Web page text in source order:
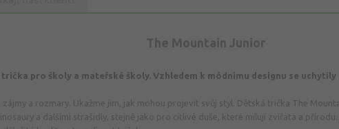
The Mountain Junior
pro školy a mateřské školy. Vzhledem k módnímu designu se uchytily
zájmy a rozmary. Ukažme jim, jak mohou projevit svůj styl. Dětská trička The
a dalšími strašidly, stejně jako pro citlivé duše, které milují zvířata a